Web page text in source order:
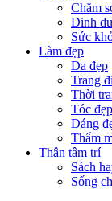
Chăm
Dinh
Sức
Làm đẹp
Da đẹp
Trang
Thời
Tóc đẹp
Dáng
Thẩm
Thân tâm trí
Sách
Sống